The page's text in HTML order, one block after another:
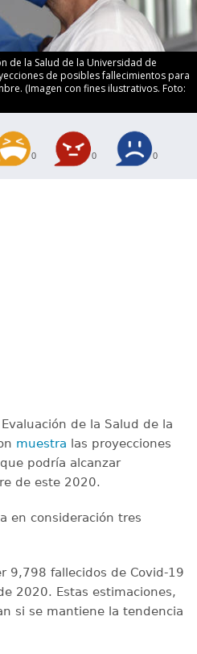
de la Salud de la Universidad de
de posibles fallecimientos para
(Imagen con fines ilustrativos. Foto:
0 0 0
de la Salud de la
muestra las proyecciones
podría alcanzar
de este 2020.
en consideración tres
9,798 fallecidos de Covid-19
2020. Estas estimaciones,
si se mantiene la tendencia